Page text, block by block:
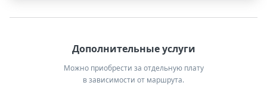
Дополнительные услуги
Можно приобрести за отдельную плату
в зависимости от маршрута.